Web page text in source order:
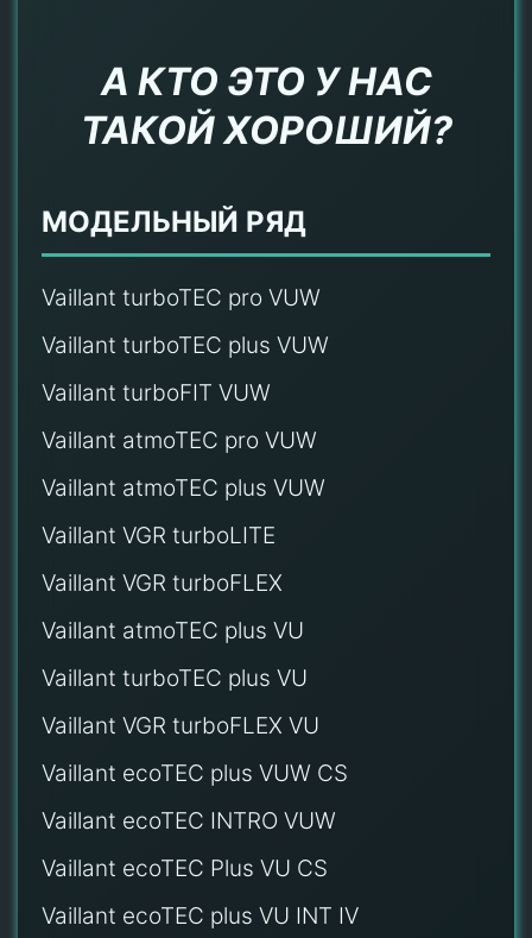
А КТО ЭТО У НАС
ТАКОЙ ХОРОШИЙ?
МОДЕЛЬНЫЙ РЯД
Vaillant turboTEC pro VUW
Vaillant turboTEC plus VUW
Vaillant turboFIT VUW
Vaillant atmoTEC pro VUW
Vaillant atmoTEC plus VUW
Vaillant VGR turboLITE
Vaillant VGR turboFLEX
Vaillant atmoTEC plus VU
Vaillant turboTEC plus VU
Vaillant VGR turboFLEX VU
Vaillant ecoTEC plus VUW CS
Vaillant ecoTEC INTRO VUW
Vaillant ecoTEC Plus VU CS
Vaillant ecoTEC plus VU INT IV